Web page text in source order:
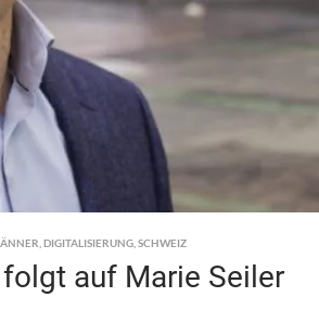
DIGITALISIERUNG SCHWEIZ
auf Marie Seiler